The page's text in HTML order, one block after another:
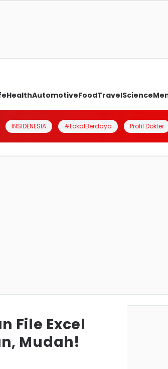
HealthAutomotiveFoodTravelScience
INSIDENESIA #LokalBerdaya Profil Dokter
File Excel
Mudah!